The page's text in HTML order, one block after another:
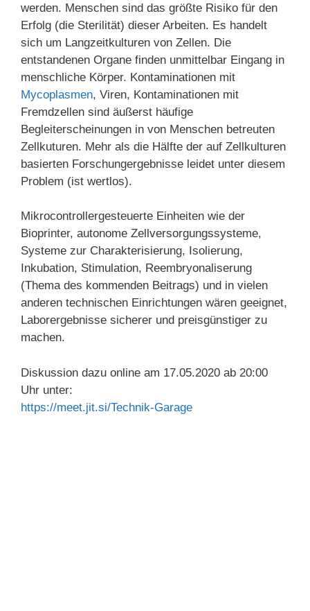
werden. Menschen sind das größte Risiko für den
Erfolg (die Sterilität) dieser Arbeiten. Es handelt
sich um Langzeitkulturen von Zellen. Die
entstandenen Organe finden unmittelbar Eingang in
menschliche Körper. Kontaminationen mit
Mycoplasmen, Viren, Kontaminationen mit
Fremdzellen sind äußerst häufige
Begleiterscheinungen in von Menschen betreuten
Zellkuturen. Mehr als die Hälfte der auf Zellkulturen
basierten Forschungergebnisse leidet unter diesem
Problem (ist wertlos).
Mikrocontrollergesteuerte Einheiten wie der
Bioprinter, autonome Zellversorgungssysteme,
Systeme zur Charakterisierung, Isolierung,
Inkubation, Stimulation, Reembryonaliserung
(Thema des kommenden Beitrags) und in vielen
anderen technischen Einrichtungen wären geeignet,
Laborergebnisse sicherer und preisgünstiger zu
machen.
Diskussion dazu online am 17.05.2020 ab 20:00
Uhr unter:
https://meet.jit.si/Technik-Garage